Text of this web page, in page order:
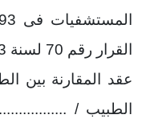
عقد المقارنة بين